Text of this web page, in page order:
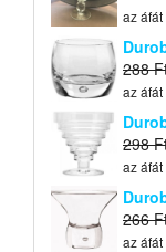
az áfát
288
az áfát
298
az áfát
266
az áfát